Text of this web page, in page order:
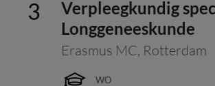
Verpleegkundig
Longgeneeskunde
Erasmus MC, Rotterdam
WO